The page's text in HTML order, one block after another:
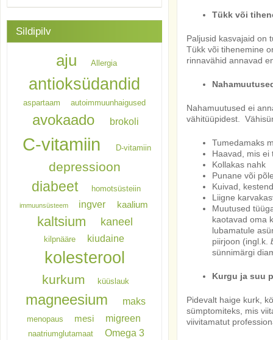
Tükk või
Paljusid kasvajaid on
Tükk või tihenemine
rinnavähid annavad
Nahamuutused ei
vähitüüpidest.
Tumedamaks
Haavad, mis ei
Kollakas nahk
Punane või
Kuivad,
Liigne
Muutused
kaotavad oma
lubamatule
piirjoon (ingl.k.
sünnimärgi
Kurgu ja suu
Pidevalt haige kurk,
sümptomiteks, mis
viivitamatut
Sildipilv
aju Allergia
antioksüdandid
aspartaam autoimmuunhaigused
avokaado brokoli
C-vitamiin D-vitamiin
depressioon
diabeet homotsüsteiin
immuunsüsteem ingver kaalium
kaltsium kaneel
kilpnääre kiudaine
kolesterool
kurkum küüslauk
magneesium maks
menopaus mesi migreen
naatriumglutamaat
Omega 3